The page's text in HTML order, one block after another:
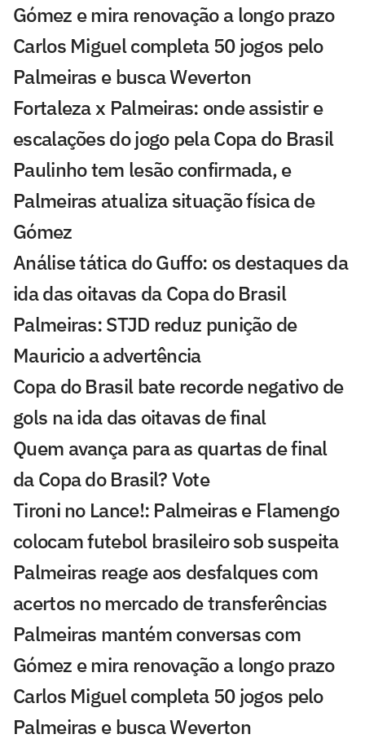
Gómez e mira renovação a longo prazo
Carlos Miguel completa 50 jogos pelo
Palmeiras e busca Weverton
Fortaleza x Palmeiras: onde assistir e
escalações do jogo pela Copa do Brasil
Paulinho tem lesão confirmada, e
Palmeiras atualiza situação física de
Gómez
Análise tática do Guffo: os destaques da
ida das oitavas da Copa do Brasil
Palmeiras: STJD reduz punição de
Mauricio a advertência
Copa do Brasil bate recorde negativo de
gols na ida das oitavas de final
Quem avança para as quartas de final
da Copa do Brasil? Vote
Tironi no Lance!: Palmeiras e Flamengo
colocam futebol brasileiro sob suspeita
Palmeiras reage aos desfalques com
acertos no mercado de transferências
Palmeiras mantém conversas com
Gómez e mira renovação a longo prazo
Carlos Miguel completa 50 jogos pelo
Palmeiras e busca Weverton